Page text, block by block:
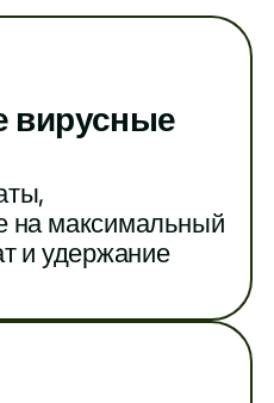
вирусные
на максимальный
и удержание